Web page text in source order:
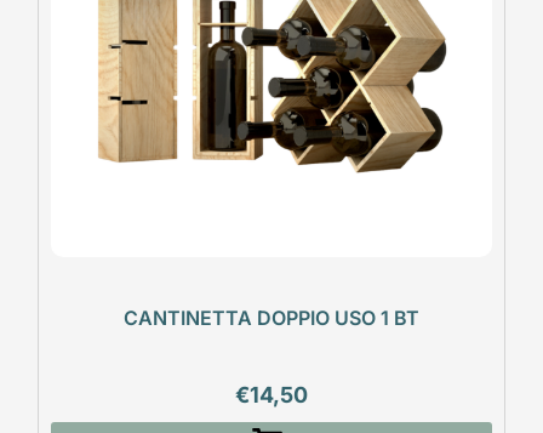
CANTINETTA DOPPIO USO 1 BT
€14,50